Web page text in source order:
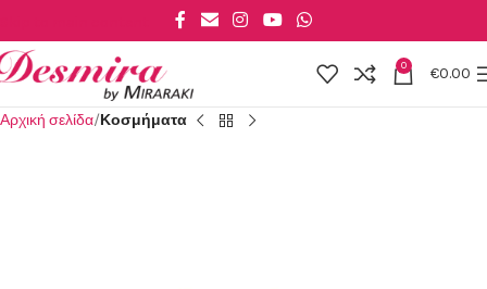
0 €0.00
Αρχική σελίδα Κοσμήματα